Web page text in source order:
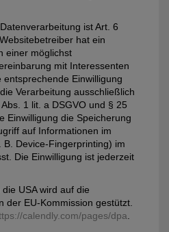
ist Art. 6
hat ein
einer möglichst
mit Interessenten
Einwilligung
Verarbeitung ausschließlich
1 lit. a DSGVO und § 25
Einwilligung die Speicherung
auf Informationen im
Device-Fingerprinting) im
Die Einwilligung ist jederzeit
USA wird auf die
der EU-Kommission gestützt.
calendly.com/pages/dpa